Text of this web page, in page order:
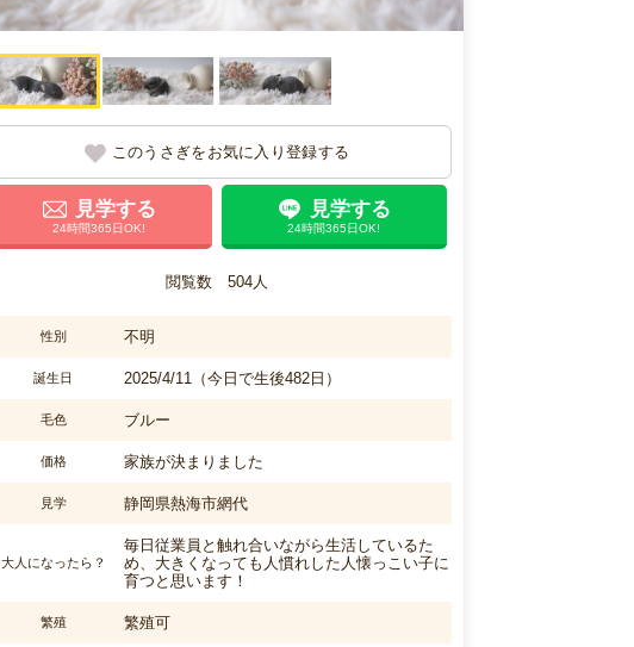
このうさぎをお気に入り登録する
見学する
24時間365日OK!
見学する
24時間365日OK!
閲覧数 504人
性別 不明
誕生日 2025/4/11（今日で生後482日）
毛色 ブルー
価格 家族が決まりました
見学 静岡県熱海市網代
大人になったら？
毎日従業員と触れ合いながら生活しているた
め、大きくなっても人慣れした人懐っこい子に
育つと思います！
繁殖 繁殖可